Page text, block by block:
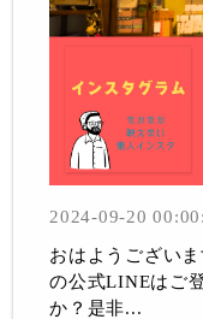
2024-09-20
おはようござい
の公式LINEはご
か？是非...